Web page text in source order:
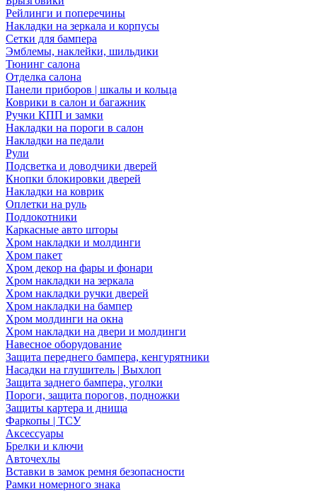
Рейлинги и поперечины
Накладки на зеркала и корпусы
Сетки для бампера
Эмблемы, наклейки, шильдики
Тюнинг салона
Отделка салона
Панели приборов | шкалы и кольца
Коврики в салон и багажник
Ручки КПП и замки
Накладки на пороги в салон
Накладки на педали
Рули
Подсветка и доводчики дверей
Кнопки блокировки дверей
Накладки на коврик
Оплетки на руль
Подлокотники
Каркасные авто шторы
Хром накладки и молдинги
Хром пакет
Хром декор на фары и фонари
Хром накладки на зеркала
Хром накладки ручки дверей
Хром накладки на бампер
Хром молдинги на окна
Хром накладки на двери и молдинги
Навесное оборудование
Защита переднего бампера, кенгурятники
Насадки на глушитель | Выхлоп
Защита заднего бампера, уголки
Пороги, защита порогов, подножки
Защиты картера и днища
Фаркопы | ТСУ
Аксессуары
Брелки и ключи
Авточехлы
Вставки в замок ремня безопасности
Рамки номерного знака